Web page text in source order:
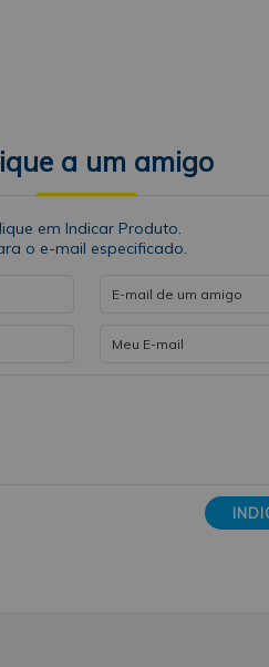
a um amigo
em Indicar Produto.
o e-mail especificado.